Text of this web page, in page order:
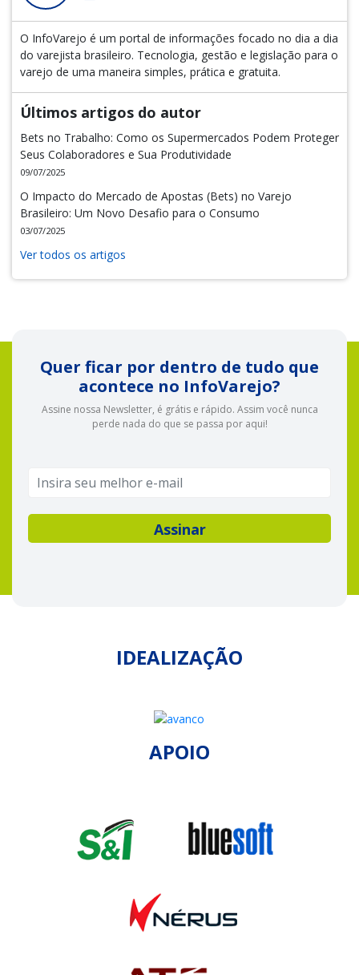
O InfoVarejo é um portal de informações focado no dia a dia
do varejista brasileiro. Tecnologia, gestão e legislação para o
varejo de uma maneira simples, prática e gratuita.
Últimos artigos do autor
Bets no Trabalho: Como os Supermercados Podem Proteger
Seus Colaboradores e Sua Produtividade
09/07/2025
O Impacto do Mercado de Apostas (Bets) no Varejo
Brasileiro: Um Novo Desafio para o Consumo
03/07/2025
Ver todos os artigos
Quer ficar por dentro de tudo que
acontece no InfoVarejo?
Assine nossa Newsletter, é grátis e rápido. Assim você nunca
perde nada do que se passa por aqui!
IDEALIZAÇÃO
APOIO